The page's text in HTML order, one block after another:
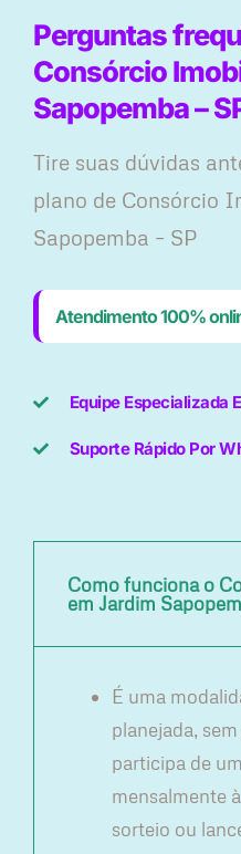
Perguntas
Consórcio
Sapopemba –
Tire suas dúvidas
plano ​de Consórcio
Sapopemba – SP
Atendimento 100%
Equipe Especializada
Suporte Rápido Por
Como funciona o
em Jardim
É uma
planejada,
participa de
mensalmente
sorteio ou